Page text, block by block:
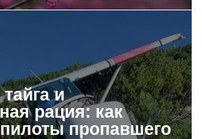
и
рация: как
пропавшего